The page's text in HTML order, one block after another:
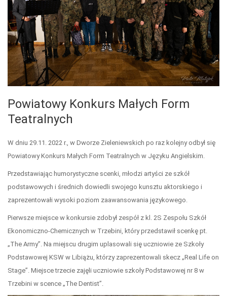
Powiatowy Konkurs Małych Form
Teatralnych
W dniu 29.11. 2022 r., w Dworze Zieleniewskich po raz kolejny odbył się
Powiatowy Konkurs Małych Form Teatralnych w Języku Angielskim.
Przedstawiając humorystyczne scenki, młodzi artyści ze szkół
podstawowych i średnich dowiedli swojego kunsztu aktorskiego i
zaprezentowałi wysoki poziom zaawansowania językowego.
Pierwsze miejsce w konkursie zdobył zespół z kl. 2S Zespołu Szkół
Ekonomiczno-Chemicznych w Trzebini, który przedstawił scenkę pt.
„The Army”. Na miejscu drugim uplasowali się uczniowie ze Szkoły
Podstawowej KSW w Libiążu, którzy zaprezentowali skecz „Real Life on
Stage”. Miejsce trzecie zajęli uczniowie szkoły Podstawowej nr 8 w
Trzebini w scence „The Dentist”.